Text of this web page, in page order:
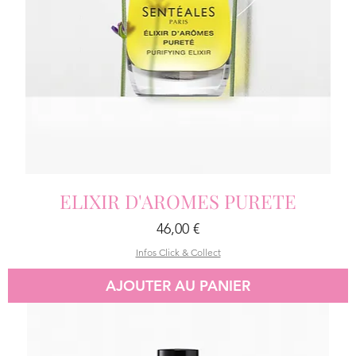
ELIXIR D'AROMES PURETE
Prix
46,00 €
Infos Click & Collect
AJOUTER AU PANIER